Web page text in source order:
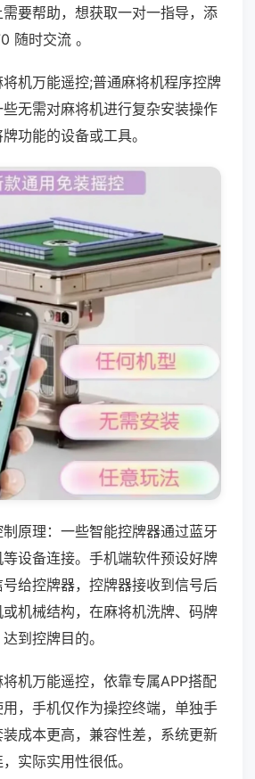
要帮助，想获取一对一指导，添
随时交流 。
机万能遥控;普通麻将机程序控牌
无需对麻将机进行复杂安装操作
功能的设备或工具。
原理：一些智能控牌器通过蓝牙
设备连接。手机端软件预设好牌
给控牌器，控牌器接收到信号后
机械结构，在麻将机洗牌、码牌
到控牌目的。
机万能遥控，依靠专属APP搭配
，手机仅作为操控终端，单独手
成本更高，兼容性差，系统更新
实际实用性很低。